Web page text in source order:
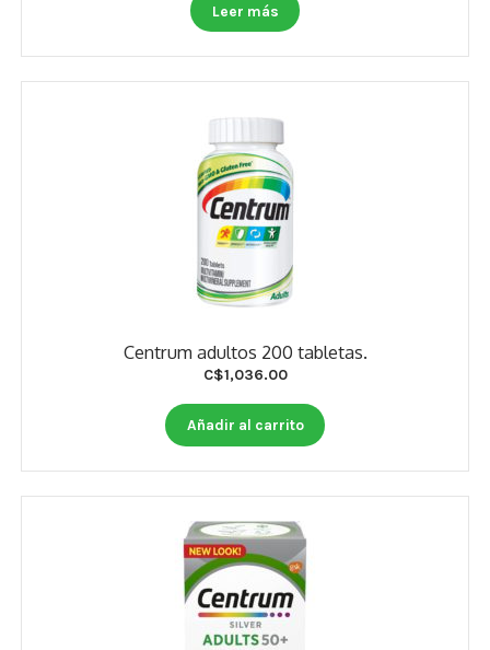
Leer más
Centrum adultos 200 tabletas.
C$1,036.00
Añadir al carrito